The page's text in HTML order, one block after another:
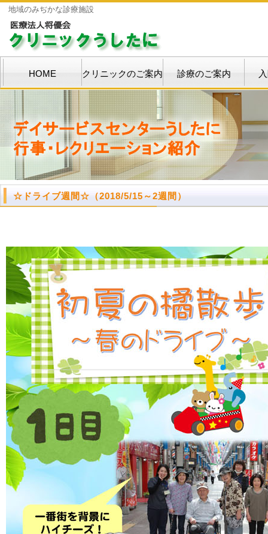
地域のみぢかな診療施設
HOME クリニックのご案内 診療のご案内
☆ドライブ週間☆ （2018/5/15～2週間）